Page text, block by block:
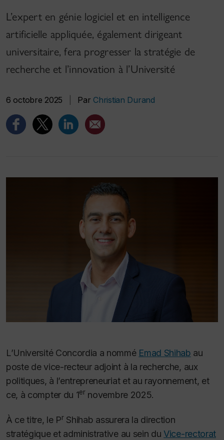
L’expert en génie logiciel et en intelligence
artificielle appliquée, également dirigeant
universitaire, fera progresser la stratégie de
recherche et l’innovation à l’Université
6 octobre 2025 Par Christian Durand
L’Université Concordia a nommé Emad Shihab au
poste de vice-recteur adjoint à la recherche, aux
politiques, à l’entrepreneuriat et au rayonnement, et
ce, à compter du 1er novembre 2025.
À ce titre, le PrShihab assurera la direction
stratégique et administrative au sein duVice-rectorat